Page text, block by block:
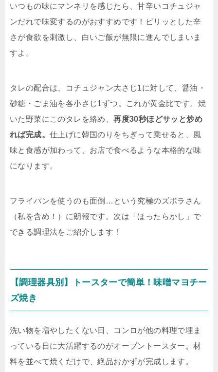
いつもの味にマンネリを感じたら、甘辛いコチュジャ
ンだれで味変するのがおすすめです！ピリッとした辛
さが食欲を刺激し、白いご飯が無限に進んでしまいま
すよ。
タレの配合は、コチュジャン大さじ1に対して、醤油・
砂糖・ごま油を各小さじ1ずつ。これが黄金比です。焼
いた野菜にこのタレを絡め、再度30秒ほどサッと炒め
れば完成。 仕上げに韓国のりをちぎって乗せると、風
味と食感が加わって、お店で食べるような本格的な味
になります。
フライパンを使うのも面倒…という究極のズボラさん
（私を含め！）に朗報です。次は「ほったらかし」で
できる調理法をご紹介します！
【調理器具別】トースターで簡単！味噌マヨチー
ズ焼き
洗い物を増やしたくない日、コンロが他の料理で埋ま
っている日に大活躍するのがオーブントースター。材
料を並べて焼くだけで、絶品おかずが完成します。